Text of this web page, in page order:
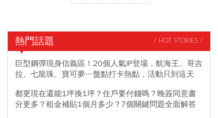
熱門話題 / HOT STORIES /
巨型鋼彈現身信義區！20個人氣IP登場，航海王、哥吉
拉、七龍珠、寶可夢…盤點打卡熱點，活動只到這天
都更現在還能1坪換1坪？住戶要付錢嗎？晚簽同意書
分更多？租金補貼1個月多少？7個關鍵問題全面解答